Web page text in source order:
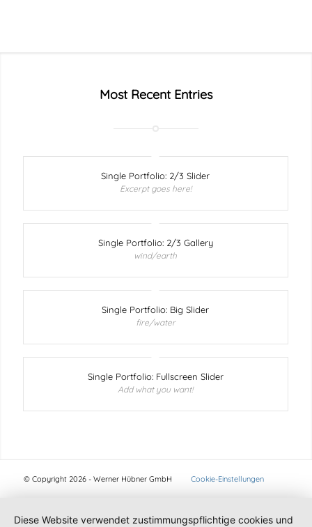
Most Recent Entries
Single Portfolio: 2/3 Slider
Excerpt goes here!
Single Portfolio: 2/3 Gallery
wind/earth
Single Portfolio: Big Slider
fire/water
Single Portfolio: Fullscreen Slider
Add what you want!
© Copyright 2026 - Werner Hübner GmbH Cookie-Einstellungen
Diese Website verwendet zustimmungspflichtige cookies und